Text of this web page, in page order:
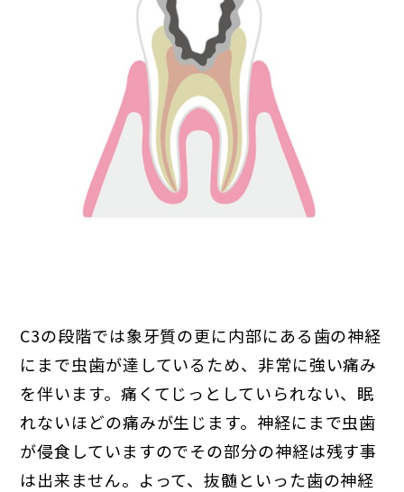
C3の段階では象牙質の更に内部にある歯の神経
にまで虫歯が達しているため、非常に強い痛み
を伴います。痛くてじっとしていられない、眠
れないほどの痛みが生じます。神経にまで虫歯
が侵食していますのでその部分の神経は残す事
は出来ません。よって、抜髄といった歯の神経